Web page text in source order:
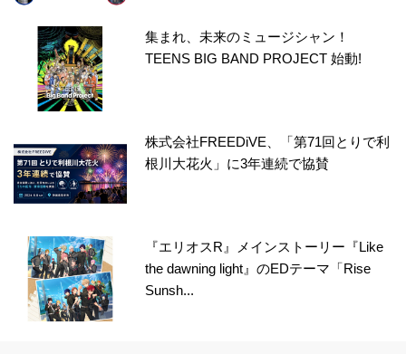
集まれ、未来のミュージシャン！
TEENS BIG BAND PROJECT 始動!
株式会社FREEDiVE、「第71回とりで利
根川大花火」に3年連続で協賛
『エリオスR』メインストーリー『Like
the dawning light』のEDテーマ「Rise
Sunsh...